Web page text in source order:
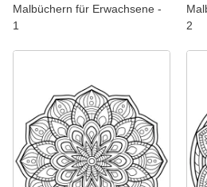
Malbüchern für Erwachsene -
1
2